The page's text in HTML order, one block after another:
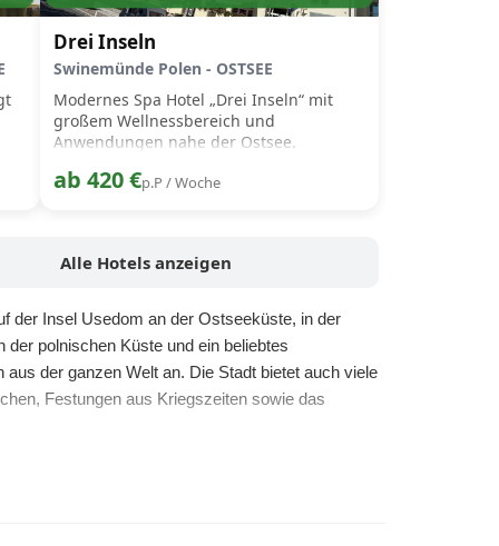
Drei Inseln
Swinemünde Polen - OSTSEE
Modernes Spa Hotel „Drei Inseln“ mit
großem Wellnessbereich und
Anwendungen nahe der Ostsee.
ab 420 €p.P / Woche
Alle Hotels anzeigen
der Insel Usedom an der Ostseeküste, in der
polnischen Küste und ein beliebtes
der ganzen Welt an. Die Stadt bietet auch viele
Festungen aus Kriegszeiten sowie das